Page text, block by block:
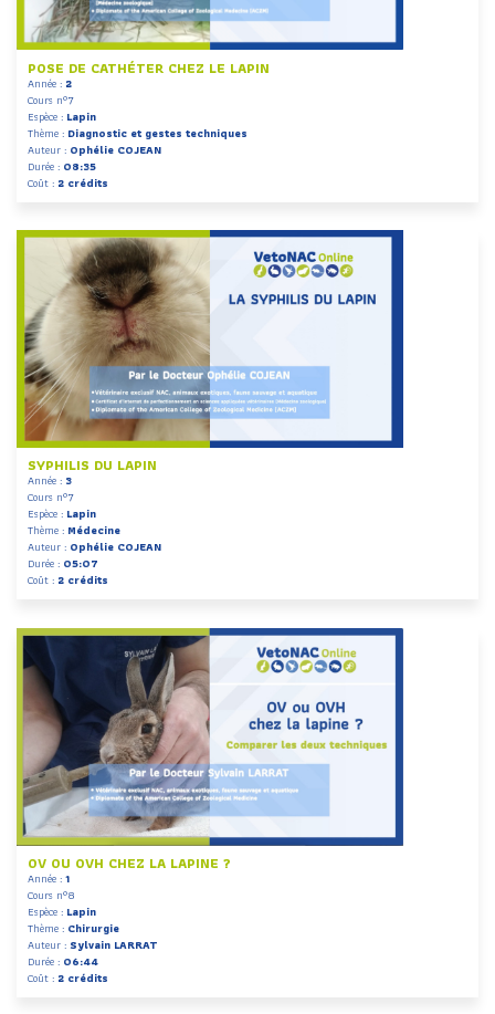
POSE DE CATHÉTER CHEZ LE LAPIN
Année : 2
Cours n°7
Espèce : Lapin
Thème : Diagnostic et gestes techniques
Auteur : Ophélie COJEAN
Durée : 08:35
Coût : 2 crédits
SYPHILIS DU LAPIN
Année : 3
Cours n°7
Espèce : Lapin
Thème : Médecine
Auteur : Ophélie COJEAN
Durée : 05:07
Coût : 2 crédits
OV OU OVH CHEZ LA LAPINE ?
Année :1
Cours n°8
Espèce : Lapin
Thème : Chirurgie
Auteur :Sylvain LARRAT
Durée : 06:44
Coût : 2 crédits